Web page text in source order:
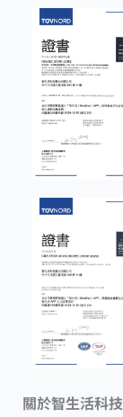
關於智生活科技